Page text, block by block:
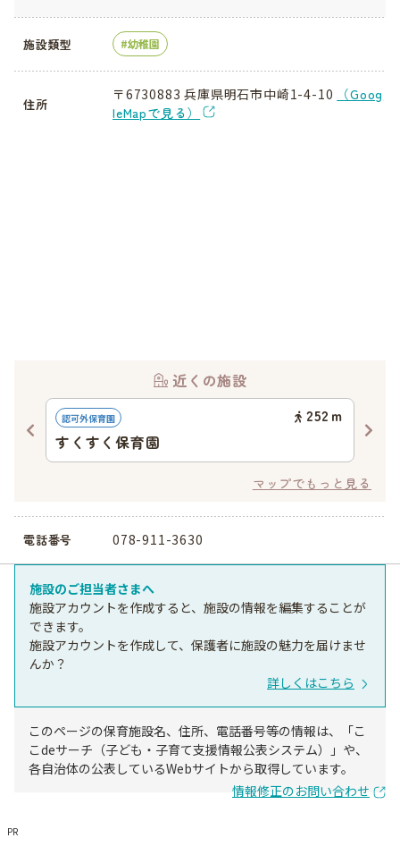
施設類型 幼稚園
住所
〒6730883 兵庫県明石市中崎1-4-10
（Goog
leMapで見る）
近くの施設
認可外保育園 252 ｍ
すくすく保育園
マップでもっと見る
電話番号 078-911-3630
施設のご担当者さまへ
施設アカウントを作成すると、施設の情報を編集することが
できます。
施設アカウントを作成して、保護者に施設の魅力を届けませ
んか？
詳しくはこちら
このページの保育施設名、住所、電話番号等の情報は、「こ
こdeサーチ（子ども・子育て支援情報公表システム）」や、
各自治体の公表しているWebサイトから取得しています。
情報修正のお問い合わせ
PR